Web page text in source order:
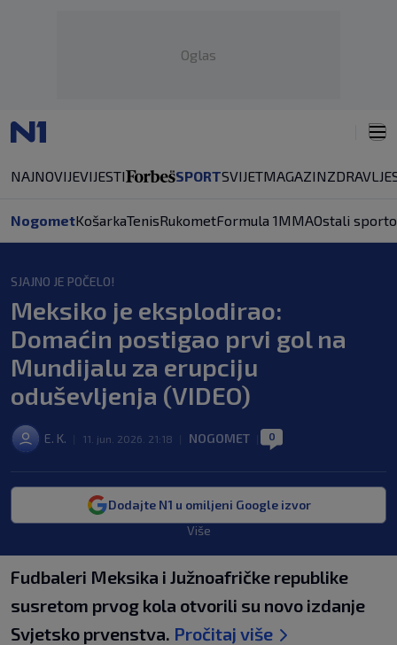
Oglas
NAJNOVIJEVIJESTI SPORTSVIJETMAGAZINZDRAVLJE
NogometKošarkaTenisRukometFormula 1MMAOstali
SJAJNO JE POČELO!
Meksiko je eksplodirao:
Domaćin postigao prvi gol na
Mundijalu za erupciju
oduševljenja (VIDEO)
E. K. 11. jun. 2026. 21:18 NOGOMET 0
Dodajte N1 u omiljeni Google izvor
Više
Fudbaleri Meksika i Južnoafričke republike
susretom prvog kola otvorili su novo izdanje
Svjetsko prvenstva. Pročitaj više